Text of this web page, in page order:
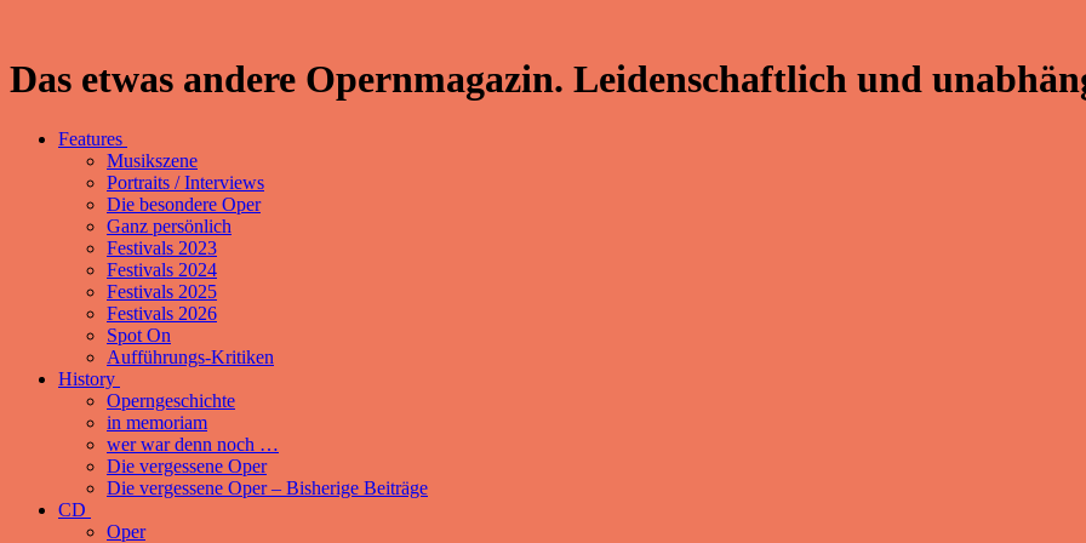
Das etwas andere Opernmagazin. Leidenschaftlich und
Features
Musikszene
Portraits / Interviews
Die besondere Oper
Ganz persönlich
Festivals 2023
Festivals 2024
Festivals 2025
Festivals 2026
Spot On
Aufführungs-Kritiken
History
Operngeschichte
in memoriam
wer war denn noch …
Die vergessene Oper
Die vergessene Oper – Bisherige Beiträge
CD
Oper